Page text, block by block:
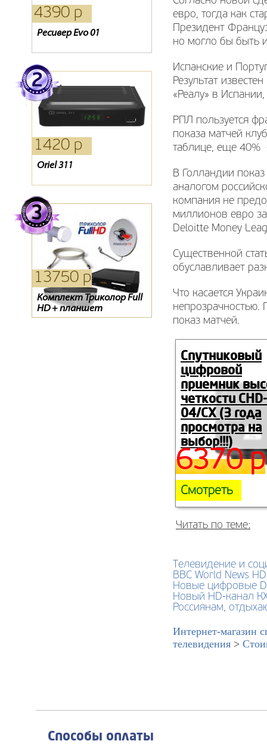
4390 р
Ресивер Evo 01
4940 р
Ресивер Golden 1CR
1750 р
Oriel 793
1420 р
Oriel 311
2310 р
Ресивер Oriel 963
6920 р
Модуль Conditional Access
13750 р
Комплект Триколор Full
HD + планшет
1090 р
Тарелка Супрал 0.8
1980 р
Цифровой эфирный
ресивер SCAN T2-1840HD
евро, тогда как
Президент
но могло бы быть
Испанские и
Результат
«Реалу» в
РПЛ пользуется
показа матчей
таблице, еще
В Голландии
аналогом
компания не
миллионов евро
Deloitte Money
Существенной
обуславливает
Что касается
непрозрачностью.
показ матчей.
Спутниковый
цифровой
приемник
четкости CHD-
04/CX (3 года
просмотра на
выбор!!!)
Смотреть
6370 р
Читать по теме:
Телевидение и
BBC World News
Новые цифровые
Новый HD-канал
Россиянам,
Интернет-магазин
телевидения >
Способы оплаты